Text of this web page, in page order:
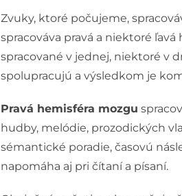
Zvuky, ktoré počujeme,
spracováva pravá a niektoré
spracované v jednej, niektoré v
spolupracujú a výsledkom je
Pravá hemisféra mozgu
hudby, melódie, prozodických
sémantické poradie, časovú
napomáha aj pri čítaní a písaní.